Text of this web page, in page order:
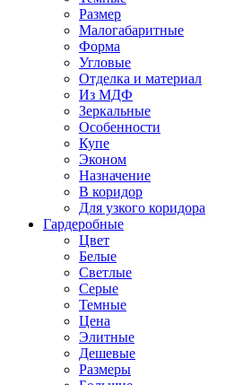
Размер
Малогабаритные
Форма
Угловые
Отделка и материал
Из МДФ
Зеркальные
Особенности
Купе
Эконом
Назначение
В коридор
Для узкого коридора
Гардеробные
Цвет
Белые
Светлые
Серые
Темные
Цена
Элитные
Дешевые
Размеры